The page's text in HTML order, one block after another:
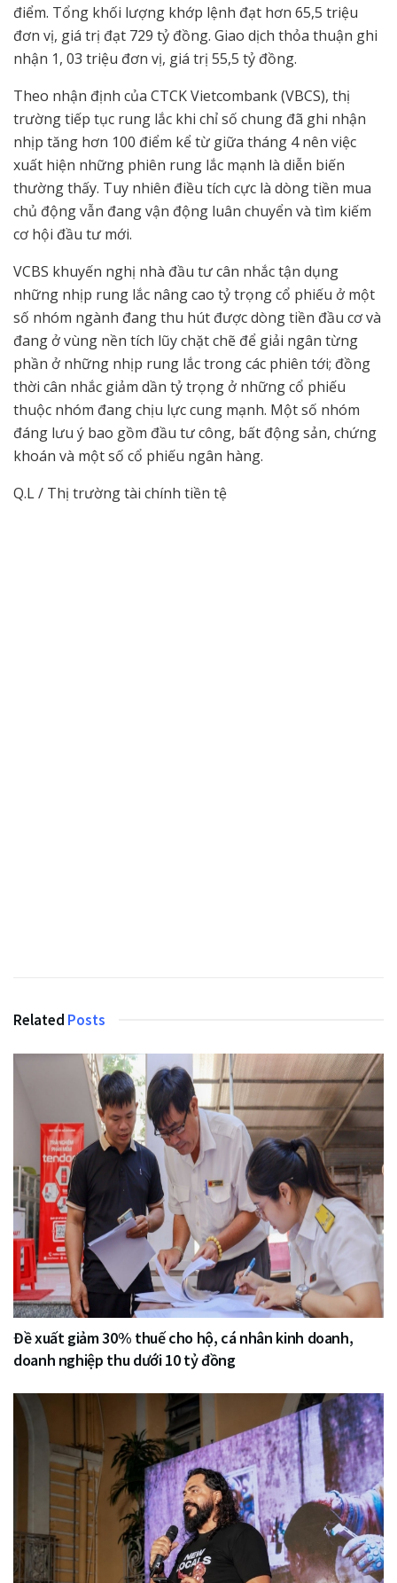
điểm. Tổng khối lượng khớp lệnh đạt hơn 65,5 triệu
đơn vị, giá trị đạt 729 tỷ đồng. Giao dịch thỏa thuận ghi
nhận 1, 03 triệu đơn vị, giá trị 55,5 tỷ đồng.
Theo nhận định của CTCK Vietcombank (VBCS), thị
trường tiếp tục rung lắc khi chỉ số chung đã ghi nhận
nhịp tăng hơn 100 điểm kể từ giữa tháng 4 nên việc
xuất hiện những phiên rung lắc mạnh là diễn biến
thường thấy. Tuy nhiên điều tích cực là dòng tiền mua
chủ động vẫn đang vận động luân chuyển và tìm kiếm
cơ hội đầu tư mới.
VCBS khuyến nghị nhà đầu tư cân nhắc tận dụng
những nhịp rung lắc nâng cao tỷ trọng cổ phiếu ở một
số nhóm ngành đang thu hút được dòng tiền đầu cơ và
đang ở vùng nền tích lũy chặt chẽ để giải ngân từng
phần ở những nhịp rung lắc trong các phiên tới; đồng
thời cân nhắc giảm dần tỷ trọng ở những cổ phiếu
thuộc nhóm đang chịu lực cung mạnh. Một số nhóm
đáng lưu ý bao gồm đầu tư công, bất động sản, chứng
khoán và một số cổ phiếu ngân hàng.
Q.L / Thị trường tài chính tiền tệ
Related Posts
Đề xuất giảm 30% thuế cho hộ, cá nhân kinh doanh,
doanh nghiệp thu dưới 10 tỷ đồng